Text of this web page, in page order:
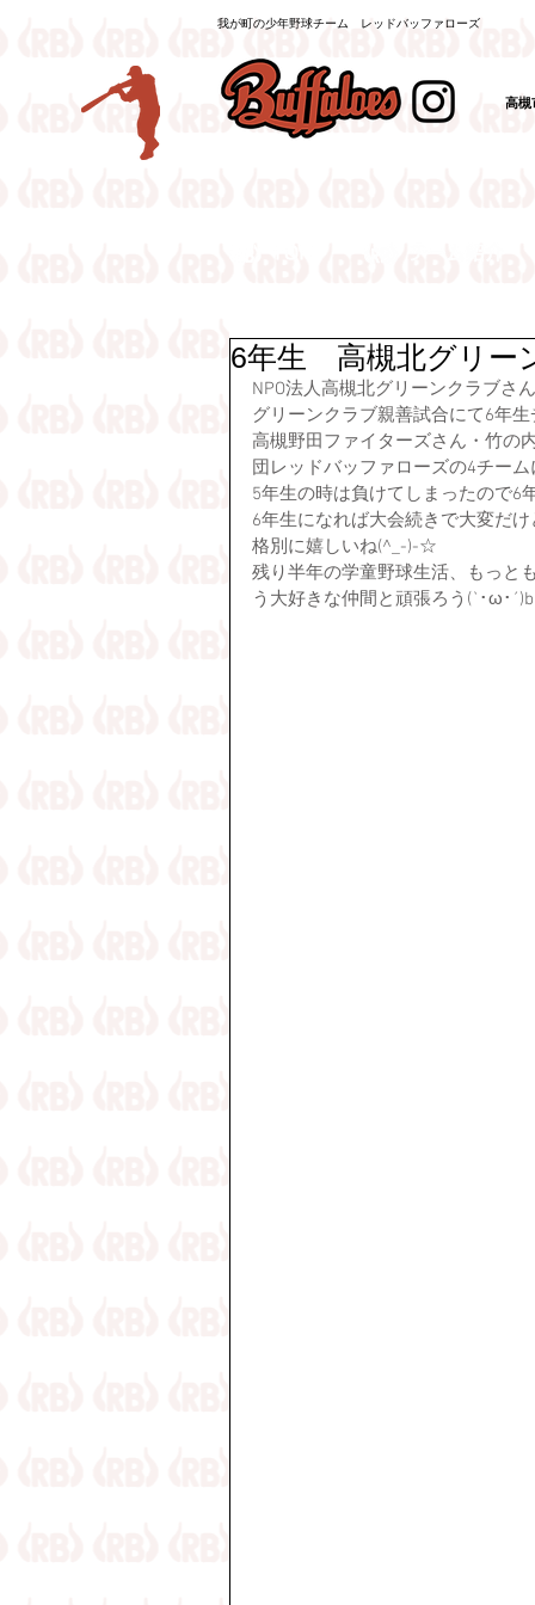
我が町の少年野球チーム レッドバッファローズ
高槻
6年生 高槻北グリー
NPO法人高槻北グリーンクラブさ
グリーンクラブ親善試合にて6年
高槻野田ファイターズさん・竹の
団レッドバッファローズの4チー
5年生の時は負けてしまったので6
6年生になれば大会続きで大変だ
格別に嬉しいね(^_-)-☆
残り半年の学童野球生活、もっと
う大好きな仲間と頑張ろう(`･ω･´)b